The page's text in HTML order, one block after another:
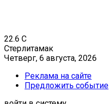
22.6 C
Стерлитамак
Четверг, 6 августа, 2026
Реклама на сайте
Предложить событие